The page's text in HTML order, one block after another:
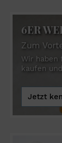
6ER
Zum
Wir
kaufen
Jetzt